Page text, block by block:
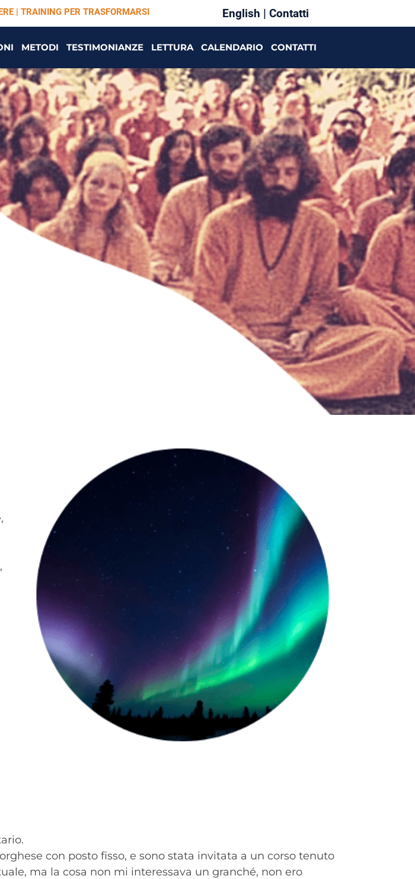
| TRAINING PER TRASFORMARSI English | Contatti
METODI TESTIMONIANZE LETTURA CALENDARIO CONTATTI
con posto fisso, e sono stata invitata a un corso tenuto
ma la cosa non mi interessava un granché, non ero